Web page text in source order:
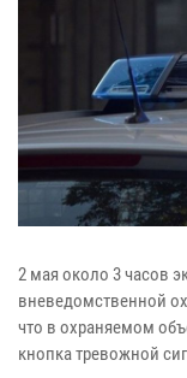
2 мая около 3 часов
вневедомственной
что в охраняемом
кнопка тревожной